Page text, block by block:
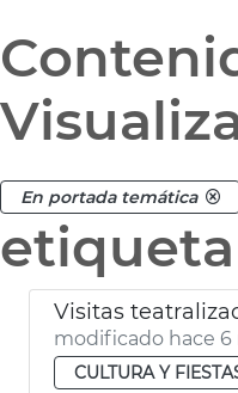
En portada temática
etiqueta
modificado hace 6
CULTURA Y